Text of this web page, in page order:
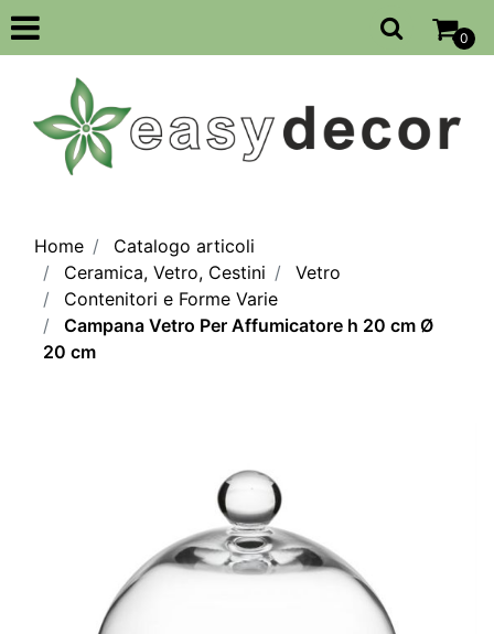
Open
0
Home
Catalogo articoli
Ceramica, Vetro, Cestini
Vetro
Contenitori e Forme Varie
Campana Vetro Per Affumicatore h 20 cm Ø
20 cm